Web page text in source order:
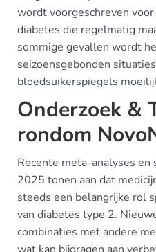
wordt voorgeschreven
diabetes die regelmatig
sommige gevallen wordt
seizoensgebonden
bloedsuikerspiegels
Onderzoek &
rondom
Recente meta-analyses
2025 tonen aan dat
steeds een belangrijke rol
van diabetes type 2.
combinaties met andere